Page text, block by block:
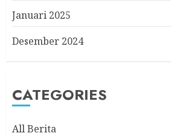
Januari 2025
Desember 2024
CATEGORIES
All Berita